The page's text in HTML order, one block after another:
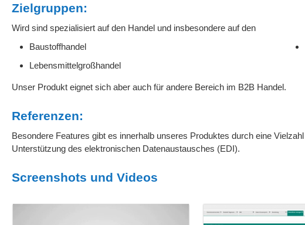
Zielgruppen:
Wird sind spezialisiert auf den Handel und insbesondere auf den
Baustoffhandel
Lebensmittelgroßhandel
Unser Produkt eignet sich aber auch für andere Bereich im B2B Handel.
Referenzen:
Besondere Features gibt es innerhalb unseres Produktes durch eine
Unterstützung des elektronischen Datenaustausches (EDI).
Screenshots und Videos